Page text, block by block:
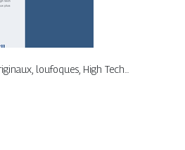
loufoques, High Tech...